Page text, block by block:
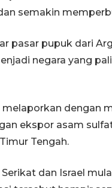
semakin
pasar pupuk dari
negara yang
dengan
ekspor asam
Tengah.
dan Israel